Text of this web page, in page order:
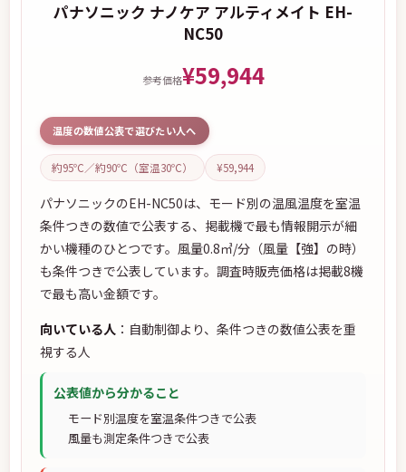
パナソニック ナノケア アルティメイト EH-
NC50
参考価格¥59,944
温度の数値公表で選びたい人へ
約95℃／約90℃（室温30℃） ¥59,944
パナソニックのEH-NC50は、モード別の温風温度を室温
条件つきの数値で公表する、掲載機で最も情報開示が細
かい機種のひとつです。風量0.8㎥/分（風量【強】の時）
も条件つきで公表しています。調査時販売価格は掲載8機
で最も高い金額です。
向いている人 ：自動制御より、条件つきの数値公表を重
視する人
公表値から分かること
モード別温度を室温条件つきで公表
風量も測定条件つきで公表